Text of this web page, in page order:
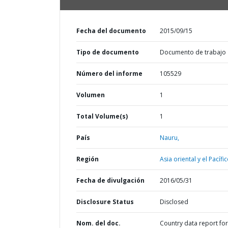
Fecha del documento 2015/09/15
Tipo de documento Documento de trabajo
Número del informe 105529
Volumen 1
Total Volume(s) 1
País Nauru,
Región Asia oriental y el
Fecha de divulgación 2016/05/31
Disclosure Status Disclosed
Nom. del doc.
Country data report for